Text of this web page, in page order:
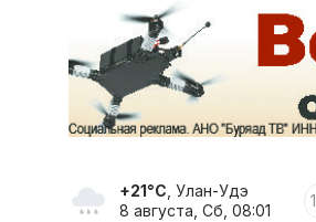
+21°C , Улан-Удэ
8 августа, Сб, 08:01